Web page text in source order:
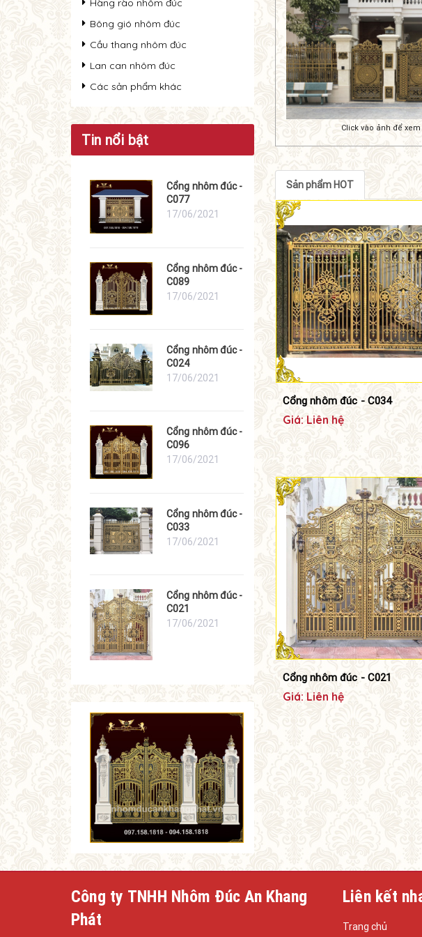
Click vào ảnh để
Sản phẩm HOT
Cổng nhôm đúc - C034
Giá: Liên hệ
Cổng nhôm đúc - C021
Giá: Liên hệ
Hàng rào nhôm đúc
Bông gió nhôm đúc
Cầu thang nhôm đúc
Lan can nhôm đúc
Các sản phẩm khác
Tin nổi bật
Cổng nhôm đúc -
C077
17/06/2021
Cổng nhôm đúc -
C089
17/06/2021
Cổng nhôm đúc -
C024
17/06/2021
Cổng nhôm đúc -
C096
17/06/2021
Cổng nhôm đúc -
C033
17/06/2021
Cổng nhôm đúc -
C021
17/06/2021
Công ty TNHH Nhôm Đúc An Khang
Phát
Liên kết
Trang chủ